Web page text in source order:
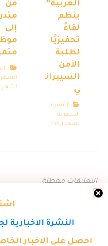
النشرة الاخبارية
احصل على الاخبار
العربية”
ينظم
لقاءً
تحفيزيًا
لطلبة
الأمن
السيبران
ي
النشرة
الشهرية
لشهر ٦ ٢٠٢٤
من
إلى
لشهر ٦ ٢٠٢٤
التعليقات معطلة.